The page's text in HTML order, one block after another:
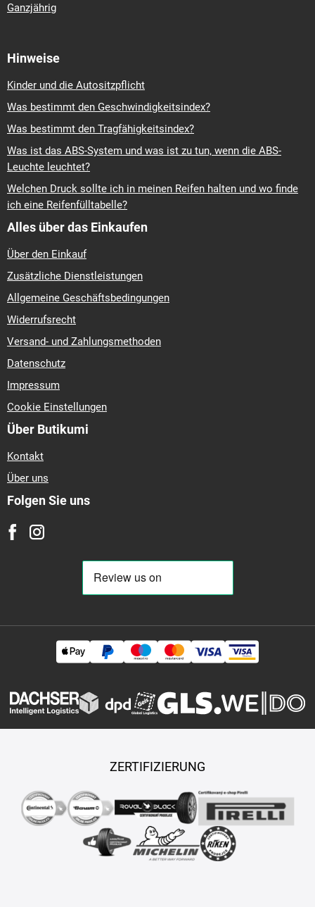
Ganzjährig
Hinweise
Kinder und die Autositzpflicht
Was bestimmt den Geschwindigkeitsindex?
Was bestimmt den Tragfähigkeitsindex?
Was ist das ABS-System und was ist zu tun, wenn die ABS-
Leuchte leuchtet?
Welchen Druck sollte ich in meinen Reifen halten und wo finde
ich eine Reifenfülltabelle?
Alles über das Einkaufen
Über den Einkauf
Zusätzliche Dienstleistungen
Allgemeine Geschäftsbedingungen
Widerrufsrecht
Versand- und Zahlungsmethoden
Datenschutz
Impressum
Cookie Einstellungen
Über Butikumi
Kontakt
Über uns
Folgen Sie uns
ZERTIFIZIERUNG